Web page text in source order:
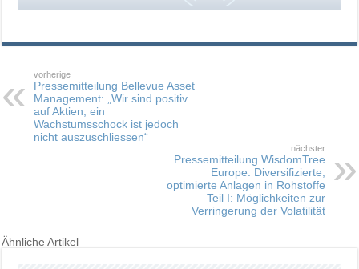
vorherige
Pressemitteilung Bellevue Asset
Management: „Wir sind positiv
auf Aktien, ein
Wachstumsschock ist jedoch
nicht auszuschliessen“
nächster
Pressemitteilung WisdomTree
Europe: Diversifizierte,
optimierte Anlagen in Rohstoffe
Teil I: Möglichkeiten zur
Verringerung der Volatilität
Ähnliche Artikel